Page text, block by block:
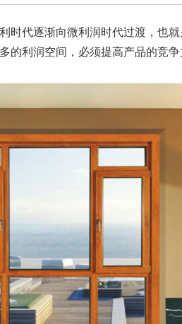
时代逐渐向微利润时代过渡，也
的利润空间，必须提高产品的竞争